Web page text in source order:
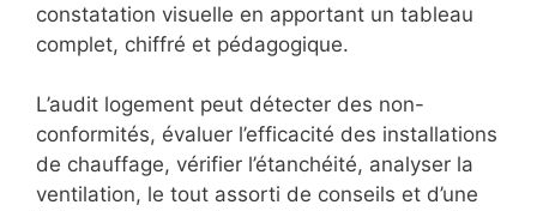
constatation visuelle en apportant un tableau
complet, chiffré et pédagogique.
L’audit logement peut détecter des non-
conformités, évaluer l’efficacité des installations
de chauffage, vérifier l’étanchéité, analyser la
ventilation, le tout assorti de conseils et d’une